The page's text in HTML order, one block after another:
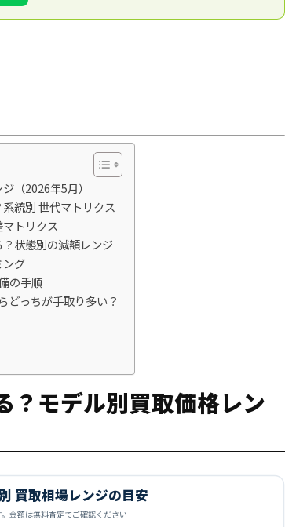
（2026年5月）
統別 世代マトリクス
トリクス
状態別の減額レンジ
ング
の手順
どっちが手取り多い？
？モデル別買取価格レン
買取相場レンジの目安
金額は無料査定でご確認ください
カー